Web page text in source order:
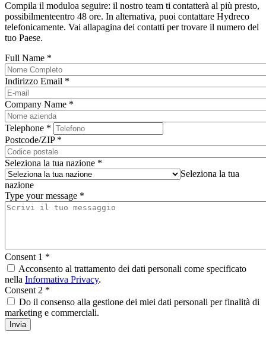
Compila il moduloa seguire: il nostro team ti contatterà al più presto,
possibilmenteentro 48 ore. In alternativa, puoi contattare Hydreco
telefonicamente. Vai allapagina dei contatti per trovare il numero del
tuo Paese.
Full Name *
Indirizzo Email *
Company Name *
Telephone *
Postcode/ZIP *
Seleziona la tua nazione *
Seleziona la tua
nazione
Type your message *
Consent 1 *
Acconsento al trattamento dei dati personali come specificato
nella Informativa Privacy.
Consent 2 *
Do il consenso alla gestione dei miei dati personali per finalità di
marketing e commerciali.